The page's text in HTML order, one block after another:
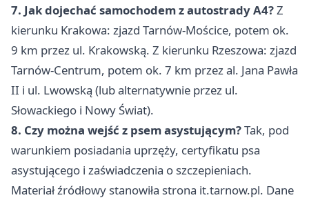
7. Jak dojechać samochodem z autostrady A4?Z
kierunku Krakowa: zjazd Tarnów-Mościce, potem ok.
9 km przez ul. Krakowską. Z kierunku Rzeszowa: zjazd
Tarnów-Centrum, potem ok. 7 km przez al. Jana Pawła
II i ul. Lwowską (lub alternatywnie przez ul.
Słowackiego i Nowy Świat).
8. Czy można wejść z psem asystującym?Tak, pod
warunkiem posiadania uprzęży, certyfikatu psa
asystującego i zaświadczenia o szczepieniach.
Materiał źródłowy stanowiła strona it.tarnow.pl. Dane